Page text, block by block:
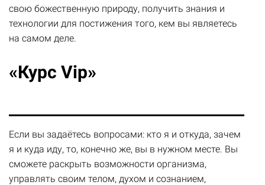
свою божественную природу, получить знания и
технологии для постижения того, кем вы являетесь
на самом деле.
«Курс Vip»
Если вы задаётесь вопросами: кто я и откуда, зачем
я и куда иду, то, конечно же, вы в нужном месте. Вы
сможете раскрыть возможности организма,
управлять своим телом, духом и сознанием,